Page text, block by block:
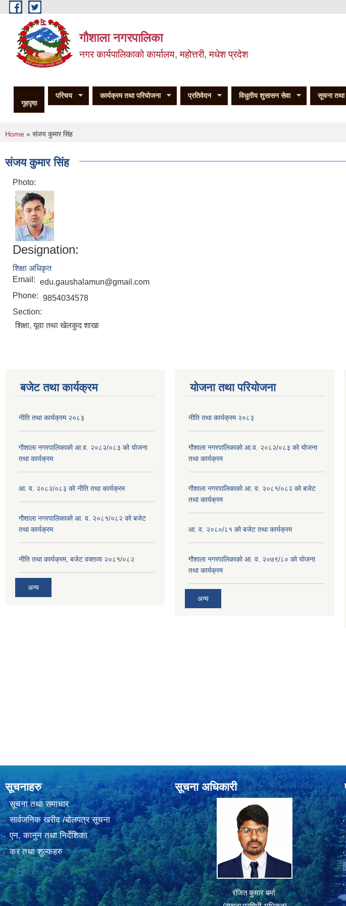
Skip to main content
गौशाला नगरपालिका
नगर कार्यपालिकाकाे कार्यालय, महोत्तरी, मधेश प्रदेश
गृहपृष्ठ
परिचय कार्यक्रम तथा परियोजना प्रतिवेदन विधुतीय शुसासन सेवा सूचना तथा
You are here
Home » संजय कुमार सिंह
संजय कुमार सिंह
Photo:
Designation:
शिक्षा अधिकृत
Email: edu.gaushalamun@gmail.com
Phone: 9854034578
Section:
शिक्षा, यूवा तथा खेलकुद शाखा
बजेट तथा कार्यक्रम
नीति तथा कार्यक्रम २०८३
गौशाला नगरपालिकाको आ.व. २०८२/०८३ को योजना
तथा कार्यक्रम
आ. व. २०८२/०८३ को नीति तथा कार्यक्रम
गौशाला नगरपालिकाको आ. व. २०८१/०८२ को बजेट
तथा कार्यक्रम
नीति तथा कार्यक्रम, बजेट वक्तव्य २०८१/०८२
अन्य
योजना तथा परियोजना
नीति तथा कार्यक्रम २०८३
गौशाला नगरपालिकाको आ.व. २०८२/०८३ को योजना
तथा कार्यक्रम
गौशाला नगरपालिकाको आ. व. २०८१/०८२ को बजेट
तथा कार्यक्रम
आ. व. २०८०/८१ को बजेट तथा कार्यक्रम
गौशाला नगरपालिकाको आ. व. २०७९/८० को योजना
तथा कार्यक्रम
अन्य
सूचनाहरु
सूचना तथा समाचार
सार्वजनिक खरीद /बोलपत्र सूचना
एन, कानुन तथा निर्देशिका
कर तथा शुल्कहरु
सूचना अधिकारी
रंजित कुमार बर्मा